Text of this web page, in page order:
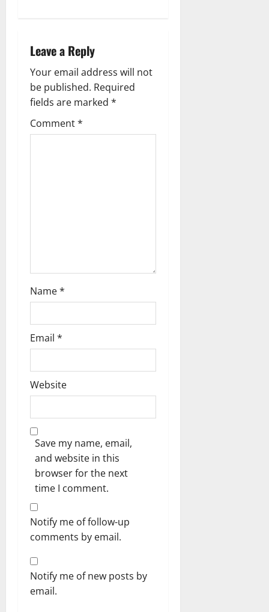
v
i
g
a
Leave a Reply
Your email address will not
be published. Required
fields are marked *
Comment*
Name*
Email *
Website
Save my name, email,
and website in this
browser for the next
time I comment.
Notify me of follow-up
comments by email.
Notify me of new posts by
email.